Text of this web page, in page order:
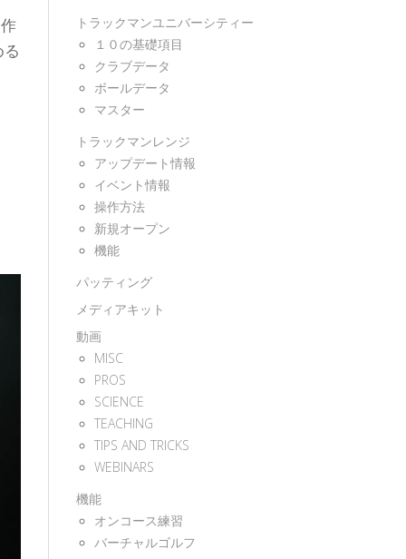
トラックマンユニバーシティー
１０の基礎項目
クラブデータ
ボールデータ
マスター
トラックマンレンジ
アップデート情報
イベント情報
操作方法
新規オープン
機能
パッティング
メディアキット
動画
MISC
PROS
SCIENCE
TEACHING
TIPS AND TRICKS
WEBINARS
機能
オンコース練習
バーチャルゴルフ